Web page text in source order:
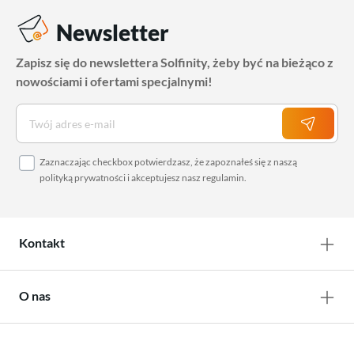
Newsletter
Zapisz się do newslettera Solfinity, żeby być na bieżąco z
nowościami i ofertami specjalnymi!
Zaznaczając checkbox potwierdzasz, że zapoznałeś się z naszą
polityką prywatności i akceptujesz nasz regulamin.
Kontakt
O nas